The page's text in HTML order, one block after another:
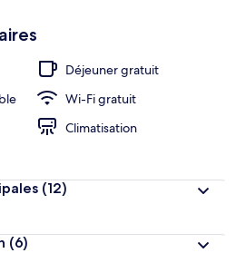
Déjeuner gratuit
Wi-Fi gratuit
Climatisation
(12)
(6)